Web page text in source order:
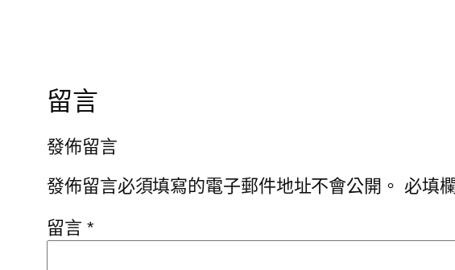
留言
發佈留言
發佈留言必須填寫的電子郵件地址不會公開。 必填
留言 *